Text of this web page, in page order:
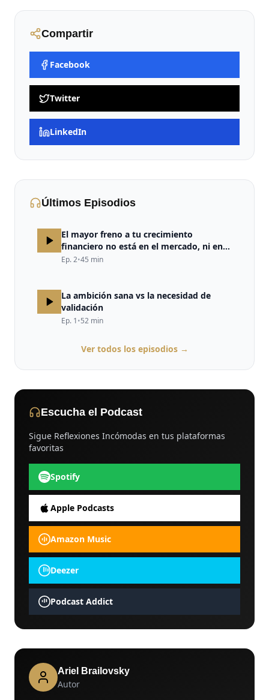
Compartir
Facebook
Twitter
LinkedIn
Últimos Episodios
El mayor freno a tu crecimiento
financiero no está en el mercado, ni en
la estrategia, ni en la falta de
Ep.2•45 min
La ambición sana vs la necesidad de
validación
Ep. 1•52 min
Ver todos los episodios →
Escucha el Podcast
Sigue Reflexiones Incómodas en tus plataformas
favoritas
Spotify
Apple Podcasts
Amazon Music
Deezer
Podcast Addict
Ariel Brailovsky
Autor